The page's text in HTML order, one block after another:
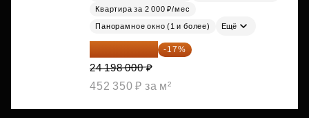
Квартира за 2 000 ₽/мес
Панорамное окно (1 и более) Ещё
20 084 340 ₽ -17%
24 198 000 ₽
452 350 ₽ за м²